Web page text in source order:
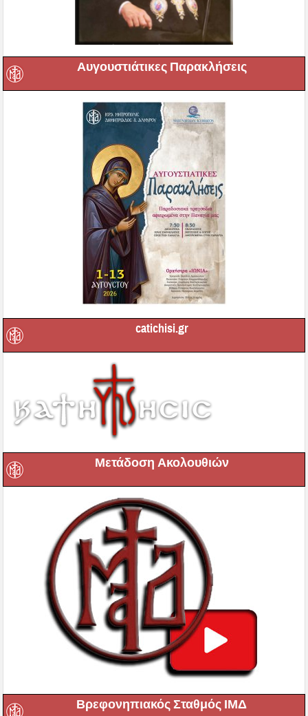
Αυγουστιάτικες Παρακλήσεις
catichisi.gr
Μετάδοση Ακολουθιών
Βρεφονηπιακός Σταθμός ΙΜΔ